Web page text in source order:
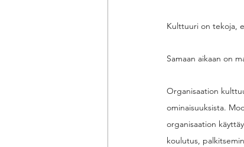
Kulttuuri on tekoja,
Samaan aikaan on
Organisaation
ominaisuuksista.
organisaation
koulutus,